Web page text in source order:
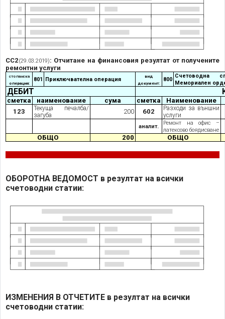
СС2(29.03.2019): Отчитане на финансовия резултат от получените
ремонтни услуги
стопанска
операция:
801 Приключвателна операция
вид
документ:
800
Счетоводна
Мемориален
ДЕБИТ
сметка наименование сума сметка
Наименование
123
Текуща печалба/
загуба
200 602
Разходи за външни
услуги
аналит.
Ремонт на офис –
латексово боядисване
ОБЩО 200 ОБЩО
ОБОРОТНА ВЕДОМОСТ в резултат на всички
счетоводни статии:
ИЗМЕНЕНИЯ В ОТЧЕТИТЕ в резултат на всички
счетоводни статии: